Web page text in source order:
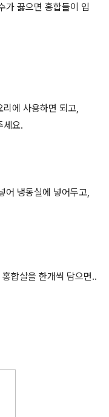
가 끓으면 홍합들이 입
에 사용하면 되고,
세요.
어 냉동실에 넣어두고,
합살을 한개씩 담으면..